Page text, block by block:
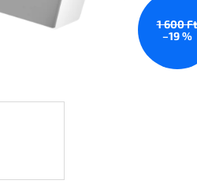
1 600 Ft
–19 %